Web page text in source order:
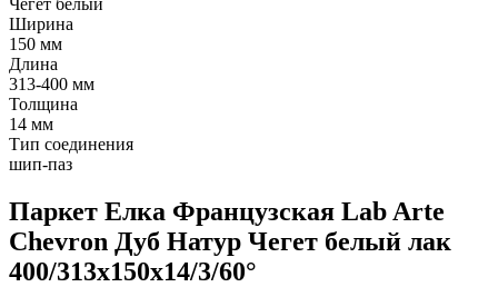
Ширина
150 мм
Длина
313-400 мм
Толщина
14 мм
Тип соединения
шип-паз
Паркет Елка Французская Lab Arte
Chevron Дуб Натур Чегет белый лак
400/313х150х14/3/60°